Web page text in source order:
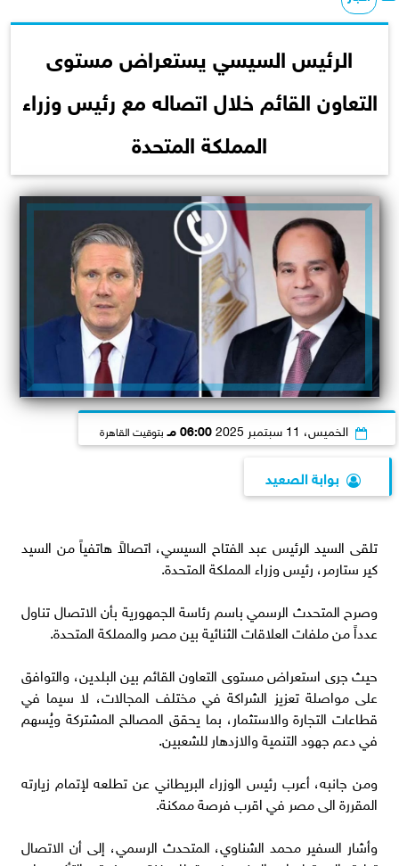
الرئيس السيسي يستعراض مستوى
التعاون القائم خلال اتصاله مع رئيس وزراء
المملكة المتحدة
الخميس، 11 سبتمبر 2025 06:00 مـ بتوقيت القاهرة
بوابة الصعيد
تلقى السيد الرئيس عبد الفتاح السيسي، اتصالاً هاتفياً من السيد
كير ستارمر، رئيس وزراء المملكة المتحدة.
وصرح المتحدث الرسمي باسم رئاسة الجمهورية بأن الاتصال تناول
عدداً من ملفات العلاقات الثنائية بين مصر والمملكة المتحدة.
حيث جرى استعراض مستوى التعاون القائم بين البلدين، والتوافق
على مواصلة تعزيز الشراكة في مختلف المجالات، لا سيما في
قطاعات التجارة والاستثمار، بما يحقق المصالح المشتركة ويُسهم
في دعم جهود التنمية والازدهار للشعبين.
ومن جانبه، أعرب رئيس الوزراء البريطاني عن تطلعه لإتمام زيارته
المقررة الى مصر في اقرب فرصة ممكنة.
وأشار السفير محمد الشناوي، المتحدث الرسمي، إلى أن الاتصال